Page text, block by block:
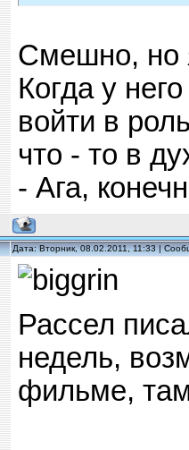
Смешно, но
Когда у
войти в
что - то в
- Ага,
Дата: Вторник, 08.02.2011, 11:33 |
Рассел
недель,
фильме,